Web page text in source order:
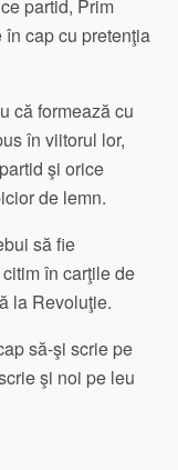
partid, Prim
cap cu pretenţia
că formează cu
în viitorul lor,
şi orice
de lemn.
să fie
în carţile de
la Revoluţie.
să-şi scrie pe
şi noi pe leu